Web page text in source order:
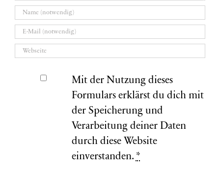
Mit der Nutzung dieses
Formulars erklärst du dich mit
der Speicherung und
Verarbeitung deiner Daten
durch diese Website
einverstanden. *